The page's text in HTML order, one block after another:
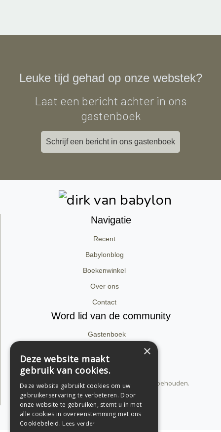
Leuke tijd gehad op onze webstek?
Laat een bericht achter in ons
gastenboek
Schrijf een bericht in ons gastenboek
Navigatie
Recent
Babylonblog
Boekenwinkel
Over ons
Contact
Word lid van de community
Gastenboek
Instagram
© 2026 dirk van babylon. Alle rechten voorbehouden.
Privacyverklaring
Support by Conversal
×
Deze website maakt
gebruik van cookies.
Deze website gebruikt cookies om uw
gebruikerservaring te verbeteren. Door
onze website te gebruiken, stemt u in met
alle cookies in overeenstemming met ons
Cookiebeleid. Lees verder